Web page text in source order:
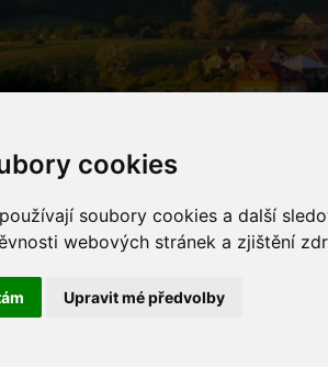
cookies
soubory cookies a další
webových stránek a zjištění
Upravit mé předvolby